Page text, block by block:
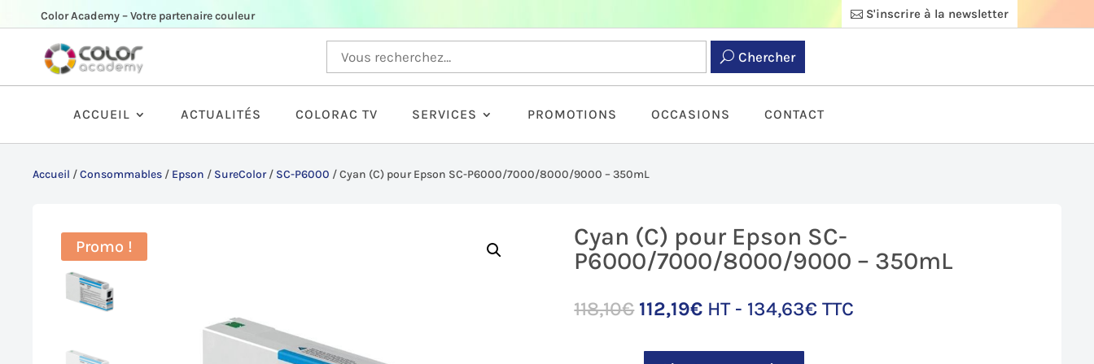
Color Academy – Votre partenaire couleur S'inscrire à la newsletter
Chercher
ACCUEIL ACTUALITÉS COLORAC TV SERVICES PROMOTIONS OCCASIONS CONTACT
Accueil /Consommables / Epson / SureColor/ SC-P6000 /Cyan (C) pour Epson SC-P6000/7000/8000/9000 – 350mL
Promo !
Cyan (C) pour Epson SC-
P6000/7000/8000/9000 – 350mL
118,10€ Le
initial
112,19€Le
actuel
HT - 134,63€ TTC